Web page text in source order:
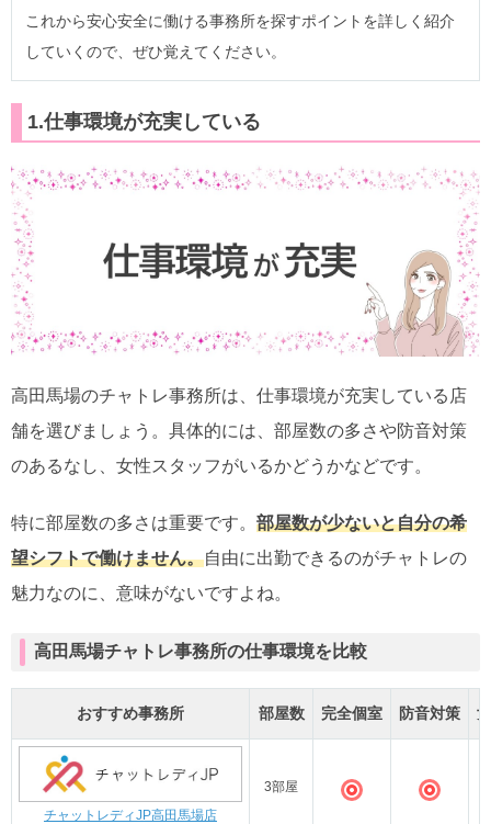
これから安心安全に働ける事務所を探すポイントを詳しく紹介
していくので、ぜひ覚えてください。
1.仕事環境が充実している
高田馬場のチャトレ事務所は、仕事環境が充実している店
舗を選びましょう。具体的には、部屋数の多さや防音対策
のあるなし、女性スタッフがいるかどうかなどです。
特に部屋数の多さは重要です。 部屋数が少ないと自分の希
望シフトで働けません。自由に出勤できるのがチャトレの
魅力なのに、意味がないですよね。
高田馬場チャトレ事務所の仕事環境を比較
おすすめ事務所 部屋数 完全個室 防音対策
チャットレディJP高田馬場店
3部屋